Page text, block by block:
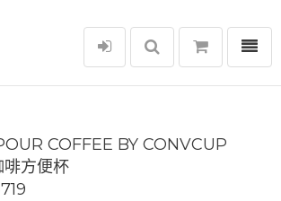
選單
COFFEE BY CONVCUP
方便杯